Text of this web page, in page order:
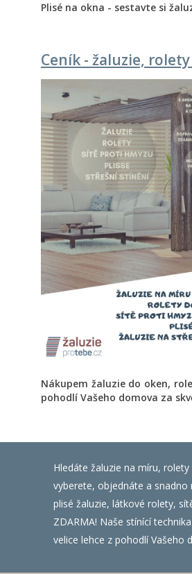
Plisé na okna - sestavte si
Ceník - žaluzie,
Nákupem žaluzie do oken,
pohodlí Vašeho domova za
Hledáte žaluzie na míru,
vyberete, objednáte a
plisé žaluzie, látkové rolety,
ZDARMA! Naše stínící
velice lehce z pohodlí Vašeho